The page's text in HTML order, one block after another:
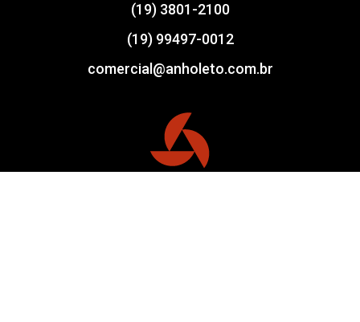
(19) 3801-2100
(19) 99497-0012
comercial@anholeto.com.br